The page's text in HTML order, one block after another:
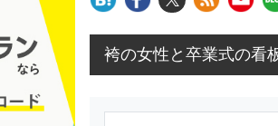
袴の女性と卒業式の看